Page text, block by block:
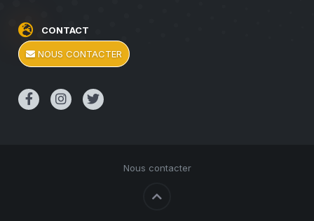
CONTACT
NOUS CONTACTER
Nous contacter